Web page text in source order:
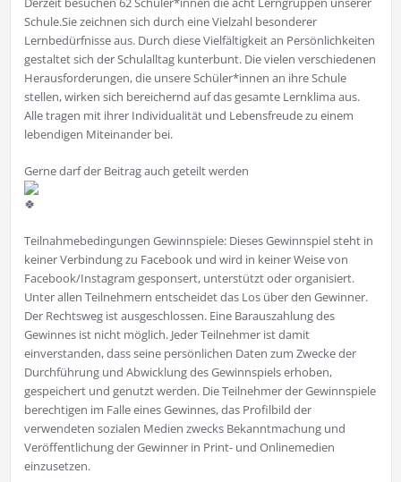
Schule.Sie zeichnen sich durch eine Vielzahl besonderer
Lernbedürfnisse aus. Durch diese Vielfältigkeit an Persönlichkeiten
gestaltet sich der Schulalltag kunterbunt. Die vielen verschiedenen
Herausforderungen, die unsere Schüler*innen an ihre Schule
stellen, wirken sich bereichernd auf das gesamte Lernklima aus.
Alle tragen mit ihrer Individualität und Lebensfreude zu einem
lebendigen Miteinander bei.
Gerne darf der Beitrag auch geteilt werden
Teilnahmebedingungen Gewinnspiele: Dieses Gewinnspiel steht in
keiner Verbindung zu Facebook und wird in keiner Weise von
Facebook/Instagram gesponsert, unterstützt oder organisiert.
Unter allen Teilnehmern entscheidet das Los über den Gewinner.
Der Rechtsweg ist ausgeschlossen. Eine Barauszahlung des
Gewinnes ist nicht möglich. Jeder Teilnehmer ist damit
einverstanden, dass seine persönlichen Daten zum Zwecke der
Durchführung und Abwicklung des Gewinnspiels erhoben,
gespeichert und genutzt werden. Die Teilnehmer der Gewinnspiele
berechtigen im Falle eines Gewinnes, das Profilbild der
verwendeten sozialen Medien zwecks Bekanntmachung und
Veröffentlichung der Gewinner in Print- und Onlinemedien
einzusetzen.